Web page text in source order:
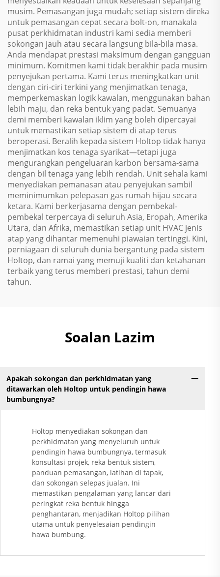
musim. Pemasangan juga mudah; setiap sistem direka
untuk pemasangan cepat secara bolt-on, manakala
pusat perkhidmatan industri kami sedia memberi
sokongan jauh atau secara langsung bila-bila masa.
Anda mendapat prestasi maksimum dengan gangguan
minimum. Komitmen kami tidak berakhir pada musim
penyejukan pertama. Kami terus meningkatkan unit
dengan ciri-ciri terkini yang menjimatkan tenaga,
memperkemaskan logik kawalan, menggunakan bahan
lebih maju, dan reka bentuk yang padat. Semuanya
demi memberi kawalan iklim yang boleh dipercayai
untuk memastikan setiap sistem di atap terus
beroperasi. Beralih kepada sistem Holtop tidak hanya
menjimatkan kos tenaga syarikat—tetapi juga
mengurangkan pengeluaran karbon bersama-sama
dengan bil tenaga yang lebih rendah. Unit sehala kami
menyediakan pemanasan atau penyejukan sambil
meminimumkan pelepasan gas rumah hijau secara
ketara. Kami berkerjasama dengan pembekal-
pembekal terpercaya di seluruh Asia, Eropah, Amerika
Utara, dan Afrika, memastikan setiap unit HVAC jenis
atap yang dihantar memenuhi piawaian tertinggi. Kini,
perniagaan di seluruh dunia bergantung pada sistem
Holtop, dan ramai yang memuji kualiti dan ketahanan
terbaik yang terus memberi prestasi, tahun demi
tahun.
Soalan Lazim
Apakah sokongan dan perkhidmatan yang
ditawarkan oleh Holtop untuk pendingin hawa
bumbungnya?
Holtop menyediakan sokongan dan
perkhidmatan yang menyeluruh untuk
pendingin hawa bumbungnya, termasuk
konsultasi projek, reka bentuk sistem,
panduan pemasangan, latihan di tapak,
dan sokongan selepas jualan. Ini
memastikan pengalaman yang lancar dari
peringkat reka bentuk hingga
penghantaran, menjadikan Holtop pilihan
utama untuk penyelesaian pendingin
hawa bumbung.